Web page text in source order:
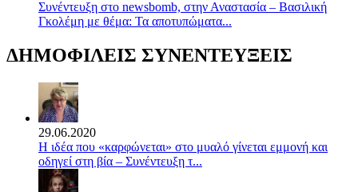
Συνέντευξη στο newsbomb, στην Αναστασία – Βασιλική
Γκολέμη με θέμα: Τα αποτυπώματα...
ΔΗΜΟΦΙΛΕΙΣ ΣΥΝΕΝΤΕΥΞΕΙΣ
29.06.2020
Η ιδέα που «καρφώνεται» στο μυαλό γίνεται εμμονή και
οδηγεί στη βία – Συνέντευξη τ...